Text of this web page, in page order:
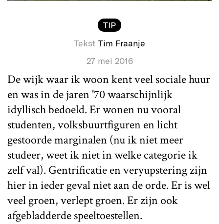
TIP
Tekst Tim Fraanje
27 mei 2016
De wijk waar ik woon kent veel sociale huur
en was in de jaren '70 waarschijnlijk
idyllisch bedoeld. Er wonen nu vooral
studenten, volksbuurtfiguren en licht
gestoorde marginalen (nu ik niet meer
studeer, weet ik niet in welke categorie ik
zelf val). Gentrificatie en veryupstering zijn
hier in ieder geval niet aan de orde. Er is wel
veel groen, verlept groen. Er zijn ook
afgebladderde speeltoestellen.